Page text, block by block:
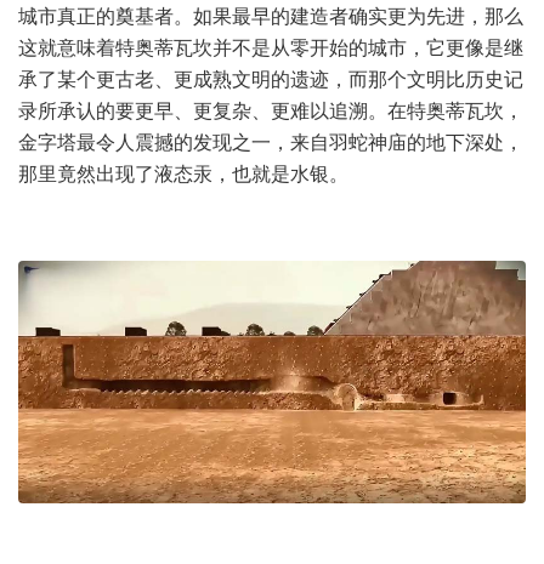
城市真正的奠基者。如果最早的建造者确实更为先进，那么
这就意味着特奥蒂瓦坎并不是从零开始的城市，它更像是继
承了某个更古老、更成熟文明的遗迹，而那个文明比历史记
录所承认的要更早、更复杂、更难以追溯。在特奥蒂瓦坎，
金字塔最令人震撼的发现之一，来自羽蛇神庙的地下深处，
那里竟然出现了液态汞，也就是水银。